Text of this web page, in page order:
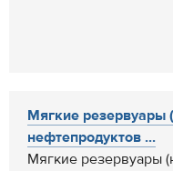
Мягкие резервуары
нефтепродуктов ...
Мягкие резервуары